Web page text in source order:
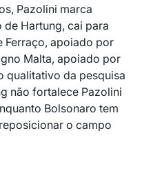
Pazolini marca
de Hartung, cai para
Ferraço, apoiado por
Malta, apoiado por
qualitativo da pesquisa
não fortalece Pazolini
Bolsonaro tem
o campo